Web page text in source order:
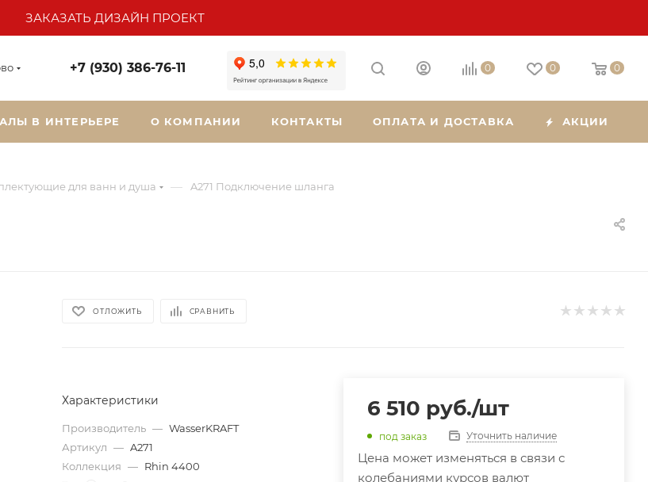
ЗАКАЗАТЬ ДИЗАЙН ПРОЕКТ
+7 (930) 386-76-11 0 0 0
В ИНТЕРЬЕРЕ О КОМПАНИИ КОНТАКТЫ ОПЛАТА И ДОСТАВКА АКЦИИ
для ванн и душа — A271 Подключение шланга
ОТЛОЖИТЬ СРАВНИТЬ
Характеристики
Производитель — WasserKRAFT
Артикул — A271
Коллекция — Rhin 4400
6 510 руб./шт
под заказ Уточнить наличие
Цена может изменяться в связи с
колебаниями курсов валют